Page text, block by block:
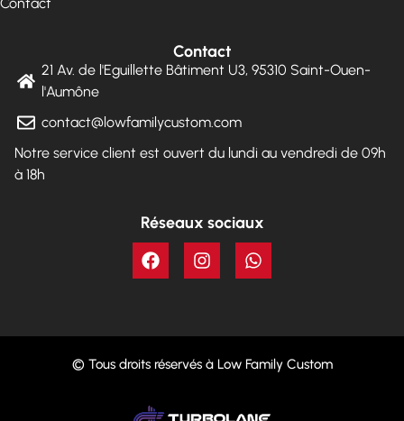
Contact
21 Av. de l'Eguillette Bâtiment U3, 95310 Saint-Ouen-
l'Aumône
contact@lowfamilycustom.com
Notre service client est ouvert du lundi au vendredi de 09h
à 18h
Réseaux sociaux
© Tous droits réservés à Low Family Custom